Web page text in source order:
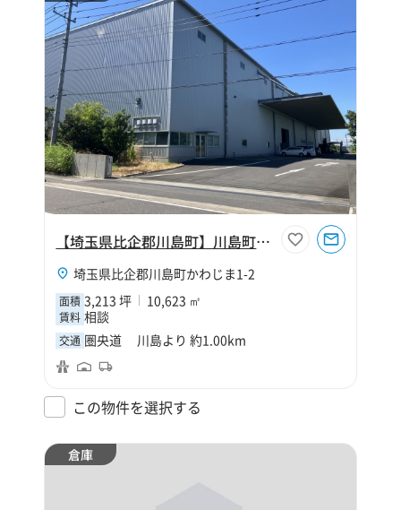
【埼玉県比企郡川島町】川島町25tクレーン付き倉庫
埼玉県比企郡川島町かわじま1-2
面積 3,213 坪 10,623 ㎡
賃料 相談
交通 圏央道 川島より 約1.00km
この物件を選択する
倉庫